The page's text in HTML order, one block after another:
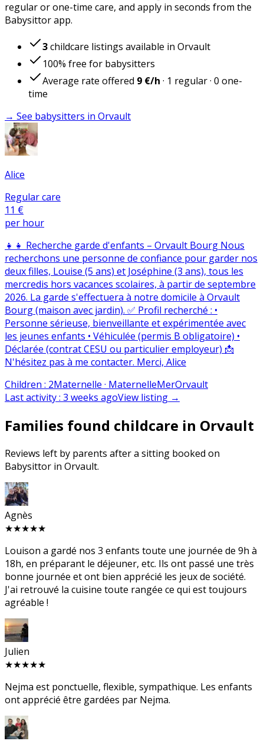
regular or one-time care, and apply in seconds from the
Babysittor app.
3childcare listings available in Orvault
100% free for babysitters
Average rate offered 9 €/h · 1 regular· 0 one-
time
→ See babysitters in Orvault
Alice
Regular care
11 €
per hour
👧👧 Recherche garde d'enfants – Orvault Bourg Nous
recherchons une personne de confiance pour garder nos
deux filles, Louise (5 ans) et Joséphine (3 ans), tous les
mercredis hors vacances scolaires, à partir de septembre
2026. La garde s'effectuera à notre domicile à Orvault
Bourg (maison avec jardin). ✅ Profil recherché : •
Personne sérieuse, bienveillante et expérimentée avec
les jeunes enfants • Véhiculée (permis B obligatoire) •
Déclarée (contrat CESU ou particulier employeur) 📩
N'hésitez pas à me contacter. Merci, Alice
Children : 2Maternelle · MaternelleMerOrvault
Last activity: 3 weeks agoView listing →
Families found childcare in Orvault
Reviews left by parents after a sitting booked on
Babysittor in Orvault.
Agnès
★★★★★
Louison a gardé nos 3 enfants toute une journée de 9h à
18h, en préparant le déjeuner, etc. Ils ont passé une très
bonne journée et ont bien apprécié les jeux de société.
J'ai retrouvé la cuisine toute rangée ce qui est toujours
agréable !
Julien
★★★★★
Nejma est ponctuelle, flexible, sympathique. Les enfants
ont apprécié être gardées par Nejma.